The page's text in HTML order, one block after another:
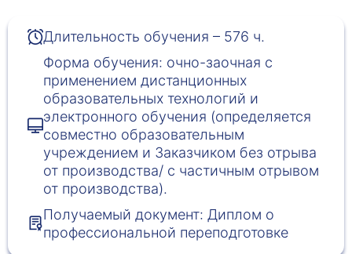
Длительность обучения – 576 ч.
Форма обучения: очно-заочная с
применением дистанционных
образовательных технологий и
электронного обучения (определяется
совместно образовательным
учреждением и Заказчиком без отрыва
от производства/ с частичным отрывом
от производства).
Получаемый документ: Диплом о
профессиональной переподготовке
Приложите документы
Получить консультацию